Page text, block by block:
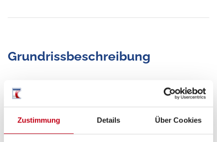
Zustimmung Details Über Cookies
Grundrissbeschreibung
Doppel-/franz. Bett,
Aufstelldach (Doppelbett)
ab 4 Schlafplätze
Schlafplätze 4